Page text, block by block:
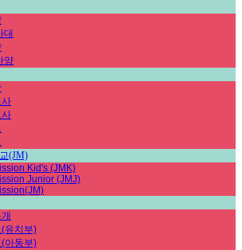
대
양
사
(JM)
Kid's (JMK)
Junior (JMJ)
유치부)
아동부)